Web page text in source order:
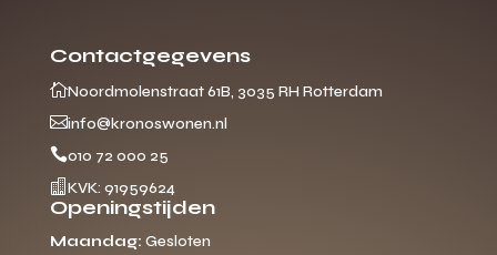
Contactgegevens
Noordmolenstraat 61B, 3035 RH Rotterdam
info@kronoswonen.nl
010 72 000 25
 KVK: 91959624
Openingstijden
Maandag: Gesloten